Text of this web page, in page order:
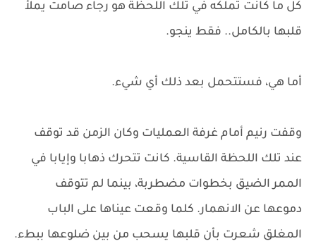
كل ما كانت تملكه في تلك اللحظة هو رجاء صامت يملأ
قلبها بالكامل.. فقط ينجو.
أما هي، فستتحمل بعد ذلك أي شيء.
وقفت رنيم أمام غرفة العمليات وكان الزمن قد توقف
عند تلك اللحظة القاسية. كانت تتحرك ذهابا وإيابا في
الممر الضيق بخطوات مضطربة، بينما لم تتوقف
دموعها عن الانهمار. كلما وقعت عيناها على الباب
المغلق شعرت بأن قلبها يسحب من بين ضلوعها ببطء.